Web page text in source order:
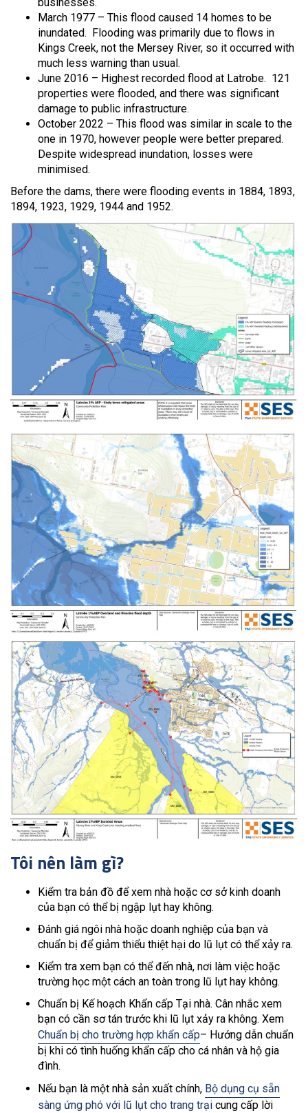
businesses.
March 1977 – This flood caused 14 homes to be
inundated. Flooding was primarily due to flows in
Kings Creek, not the Mersey River, so it occurred with
much less warning than usual.
June 2016 – Highest recorded flood at Latrobe. 121
properties were flooded, and there was significant
damage to public infrastructure.
October 2022 – This flood was similar in scale to the
one in 1970, however people were better prepared.
Despite widespread inundation, losses were
minimised.
Before the dams, there were flooding events in 1884, 1893,
1894, 1923, 1929, 1944 and 1952.
Tôi nên làm gì?
Kiểm tra bản đồ để xem nhà hoặc cơ sở kinh doanh
của bạn có thể bị ngập lụt hay không.
Đánh giá ngôi nhà hoặc doanh nghiệp của bạn và
chuẩn bị để giảm thiểu thiệt hại do lũ lụt có thể xảy ra.
Kiểm tra xem bạn có thể đến nhà, nơi làm việc hoặc
trường học một cách an toàn trong lũ lụt hay không.
Chuẩn bị Kế hoạch Khẩn cấp Tại nhà. Cân nhắc xem
bạn có cần sơ tán trước khi lũ lụt xảy ra không. Xem
Chuẩn bị cho trường hợp khẩn cấp– Hướng dẫn chuẩn
bị khi có tình huống khẩn cấp cho cá nhân và hộ gia
đình.
Nếu bạn là một nhà sản xuất chính, Bộ dụng cụ sẵn
sàng ứng phó với lũ lụt cho trang trại cung cấp lời